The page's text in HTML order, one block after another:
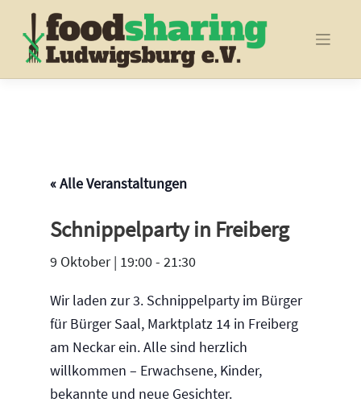
content
« Alle Veranstaltungen
Schnippelparty in Freiberg
9 Oktober | 19:00- 21:30
Wir laden zur 3. Schnippelparty im Bürger
für Bürger Saal, Marktplatz 14 in Freiberg
am Neckar ein. Alle sind herzlich
willkommen – Erwachsene, Kinder,
bekannte und neue Gesichter.